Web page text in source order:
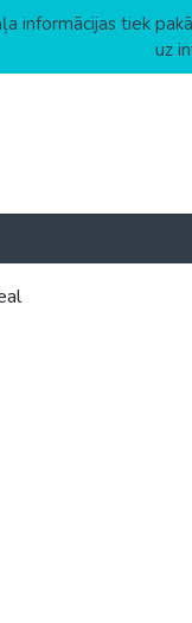
informācijas tiek
uz